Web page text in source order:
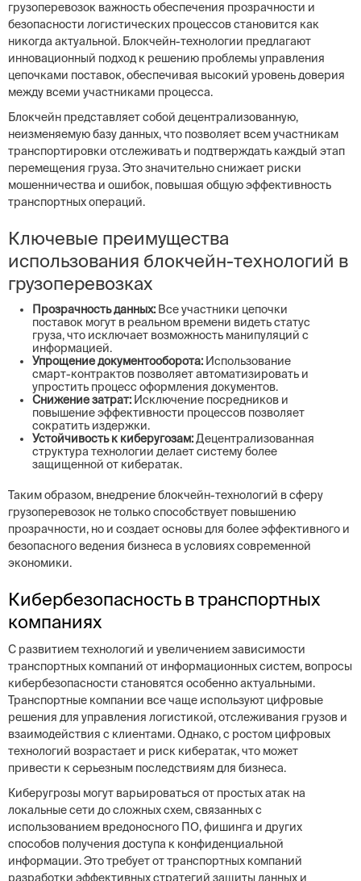
грузоперевозок важность обеспечения прозрачности и
безопасности логистических процессов становится как
никогда актуальной. Блокчейн-технологии предлагают
инновационный подход к решению проблемы управления
цепочками поставок, обеспечивая высокий уровень доверия
между всеми участниками процесса.
Блокчейн представляет собой децентрализованную,
неизменяемую базу данных, что позволяет всем участникам
транспортировки отслеживать и подтверждать каждый этап
перемещения груза. Это значительно снижает риски
мошенничества и ошибок, повышая общую эффективность
транспортных операций.
Ключевые преимущества
использования блокчейн-технологий в
грузоперевозках
Прозрачность данных: Все участники цепочки
поставок могут в реальном времени видеть статус
груза, что исключает возможность манипуляций с
информацией.
Упрощение документооборота: Использование
смарт-контрактов позволяет автоматизировать и
упростить процесс оформления документов.
Снижение затрат: Исключение посредников и
повышение эффективности процессов позволяет
сократить издержки.
Устойчивость к киберугозам:Децентрализованная
структура технологии делает систему более
защищенной от кибератак.
Таким образом, внедрение блокчейн-технологий в сферу
грузоперевозок не только способствует повышению
прозрачности, но и создает основы для более эффективного и
безопасного ведения бизнеса в условиях современной
экономики.
Кибербезопасность в транспортных
компаниях
С развитием технологий и увеличением зависимости
транспортных компаний от информационных систем, вопросы
кибербезопасности становятся особенно актуальными.
Транспортные компании все чаще используют цифровые
решения для управления логистикой, отслеживания грузов и
взаимодействия с клиентами. Однако, с ростом цифровых
технологий возрастает и риск кибератак, что может
привести к серьезным последствиям для бизнеса.
Киберугрозы могут варьироваться от простых атак на
локальные сети до сложных схем, связанных с
использованием вредоносного ПО, фишинга и других
способов получения доступа к конфиденциальной
информации. Это требует от транспортных компаний
разработки эффективных стратегий защиты данных и